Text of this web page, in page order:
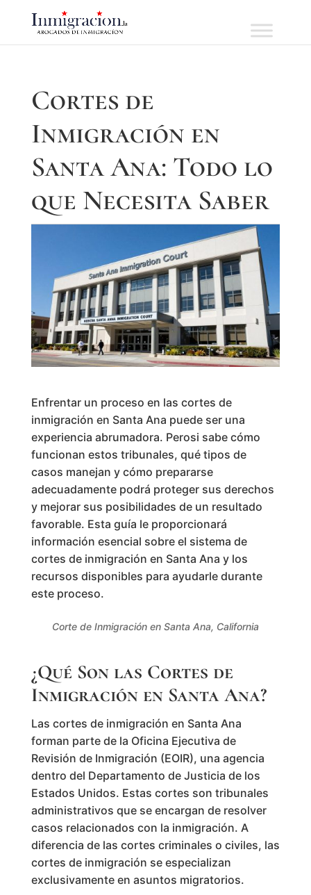
Cortes de
Inmigración en
Santa Ana: Todo lo
que Necesita Saber
Enfrentar un proceso en las cortes de
inmigración en Santa Ana puede ser una
experiencia abrumadora. Perosi sabe cómo
funcionan estos tribunales, qué tipos de
casos manejan y cómo prepararse
adecuadamente podrá proteger sus derechos
y mejorar sus posibilidades de un resultado
favorable. Esta guía le proporcionará
información esencial sobre el sistema de
cortes de inmigración en Santa Ana y los
recursos disponibles para ayudarle durante
este proceso.
Corte de Inmigración en Santa Ana, California
¿Qué Son las Cortes de
Inmigración en Santa Ana?
Las cortes de inmigración en Santa Ana
forman parte de la Oficina Ejecutiva de
Revisión de Inmigración (EOIR), una agencia
dentro del Departamento de Justicia de los
Estados Unidos. Estas cortes son tribunales
administrativos que se encargan de resolver
casos relacionados con la inmigración. A
diferencia de las cortes criminales o civiles, las
cortes de inmigración se especializan
exclusivamente en asuntos migratorios.